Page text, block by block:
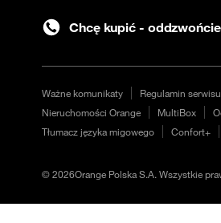
Chcę kupić - oddzwońcie
Ważne komunikaty Regulamin serwisu
Nieruchomości Orange
MultiBox
Tłumacz języka migowego
Confort+
©2026Orange Polska S.A. Wszystkie